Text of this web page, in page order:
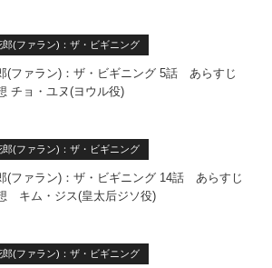
郎(ファラン)：ザ・ビギニング
(ファラン)：ザ・ビギニング 5話 あらすじ
チョ・ユヌ(ヨウル役)
郎(ファラン)：ザ・ビギニング
(ファラン)：ザ・ビギニング 14話 あらすじ
キム・ジス(皇太后ジソ役)
郎(ファラン)：ザ・ビギニング